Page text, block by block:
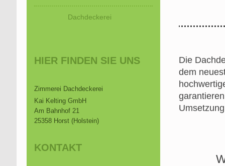
Die
dem
Dachdeckerei
HIER FINDEN SIE UNS
Zimmerei Dachdeckerei
Kai Kelting GmbH
Am Bahnhof 21
25358 Horst (Holstein)
KONTAKT